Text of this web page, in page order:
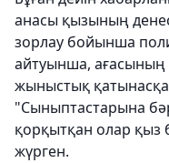
анасы қызының
зорлау бойынша
айтуынша,
жыныстық
"Сыныптастарына
қорқытқан олар қыз
жүрген.